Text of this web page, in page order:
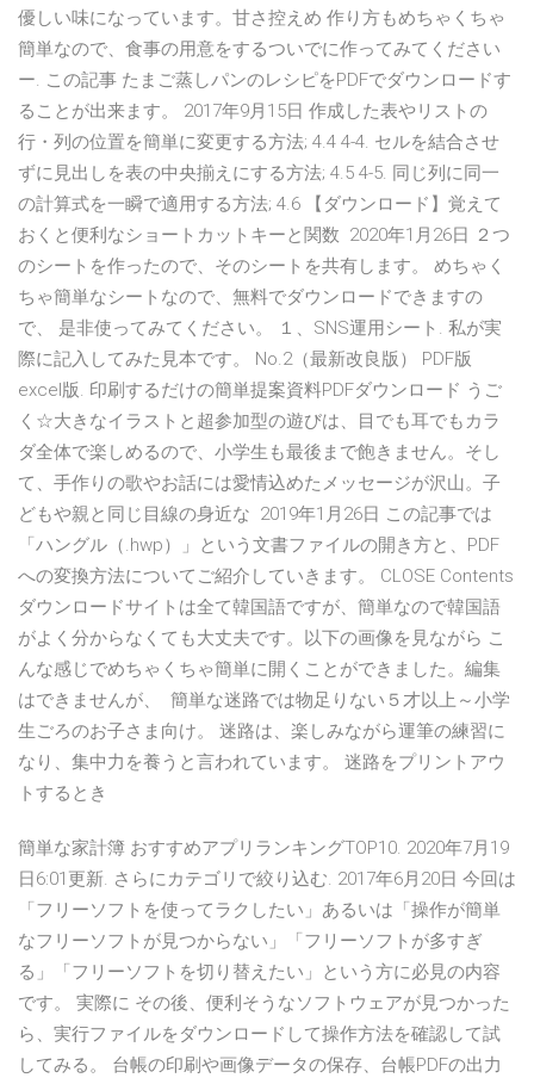
優しい味になっています。甘さ控えめ 作り方もめちゃくちゃ
簡単なので、食事の用意をするついでに作ってみてください
ー. この記事 たまご蒸しパンのレシピをPDFでダウンロードす
ることが出来ます。 2017年9月15日 作成した表やリストの
行・列の位置を簡単に変更する方法; 4.4 4-4. セルを結合させ
ずに見出しを表の中央揃えにする方法; 4.5 4-5. 同じ列に同一
の計算式を一瞬で適用する方法; 4.6 【ダウンロード】覚えて
おくと便利なショートカットキーと関数 2020年1月26日 ２つ
のシートを作ったので、そのシートを共有します。 めちゃく
ちゃ簡単なシートなので、無料でダウンロードできますの
で、 是非使ってみてください。 １、SNS運用シート. 私が実
際に記入してみた見本です。 No.2（最新改良版） PDF版
excel版. 印刷するだけの簡単提案資料PDFダウンロード うご
く☆大きなイラストと超参加型の遊びは、目でも耳でもカラ
ダ全体で楽しめるので、小学生も最後まで飽きません。そし
て、手作りの歌やお話には愛情込めたメッセージが沢山。子
どもや親と同じ目線の身近な 2019年1月26日 この記事では
「ハングル（.hwp）」という文書ファイルの開き方と、PDF
への変換方法についてご紹介していきます。 CLOSE Contents
ダウンロードサイトは全て韓国語ですが、簡単なので韓国語
がよく分からなくても大丈夫です。以下の画像を見ながら こ
んな感じでめちゃくちゃ簡単に開くことができました。編集
はできませんが、 簡単な迷路では物足りない５才以上～小学
生ごろのお子さま向け。 迷路は、楽しみながら運筆の練習に
なり、集中力を養うと言われています。 迷路をプリントアウ
トするとき
簡単な家計簿 おすすめアプリランキングTOP10. 2020年7月19
日6:01更新. さらにカテゴリで絞り込む. 2017年6月20日 今回は
「フリーソフトを使ってラクしたい」あるいは「操作が簡単
なフリーソフトが見つからない」「フリーソフトが多すぎ
る」「フリーソフトを切り替えたい」という方に必見の内容
です。 実際に その後、便利そうなソフトウェアが見つかった
ら、実行ファイルをダウンロードして操作方法を確認して試
してみる。 台帳の印刷や画像データの保存、台帳PDFの出力